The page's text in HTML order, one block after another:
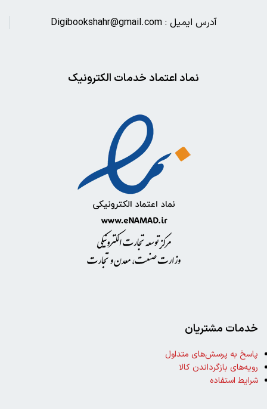
آدرس ایمیل : Digibookshahr@gmail.com
نماد اعتماد خدمات الکترونیک
خدمات مشتریان
پاسخ به پرسش‌های متداول
رویه‌های بازگرداندن کالا
شرایط استفاده